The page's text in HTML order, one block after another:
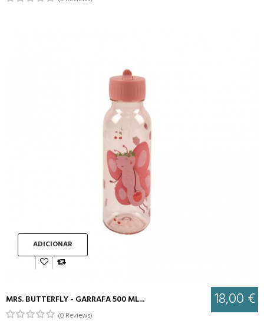
ADICIONAR
MRS. BUTTERFLY - GARRAFA 500 ML... 18,00 €
(0 Reviews)